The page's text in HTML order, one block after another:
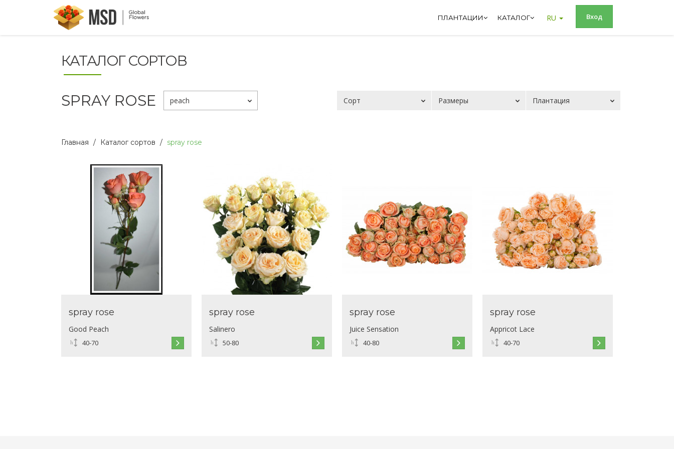
Вход
RU
ПЛАНТАЦИИ КАТАЛОГ
КАТАЛОГ СОРТОВ
SPRAY ROSE peach Плантация
Размеры
Сорт
Главная Каталог сортов spray rose
spray rose
Good Peach
40-70
spray rose
Salinero
50-80
spray rose
Juice Sensation
40-80
spray rose
Appricot Lace
40-70